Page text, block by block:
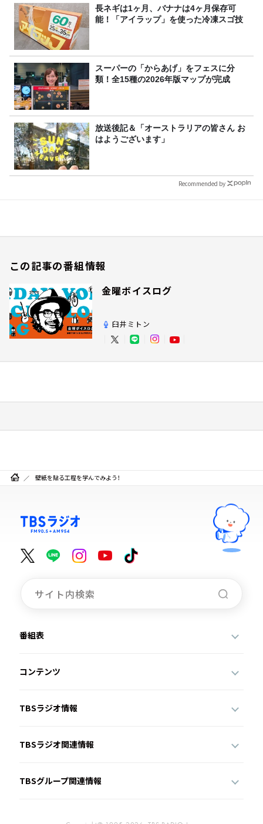
長ネギは1ヶ月、バナナは4ヶ月保存可
能！「アイラップ」を使った冷凍スゴ技
スーパーの「からあげ」をフェスに分
類！全15種の2026年版マップが完成
放送後記＆「オーストラリアの皆さん お
はようございます」
Recommended by
この記事の番組情報
金曜ボイスログ
臼井ミトン
壁紙を貼る工程を学んでみよう！
番組表
コンテンツ
TBSラジオ情報
TBSラジオ関連情報
TBSグループ関連情報